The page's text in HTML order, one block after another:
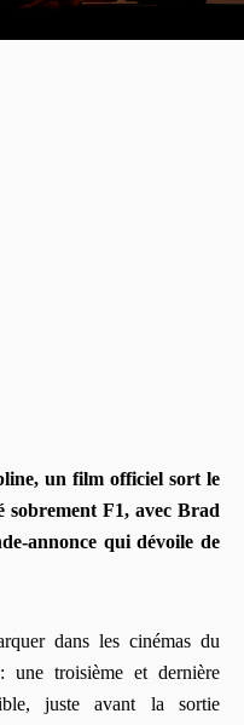
un film officiel sort le
sobrement F1, avec Brad
annonce qui dévoile de
dans les cinémas du
troisième et dernière
juste avant la sortie